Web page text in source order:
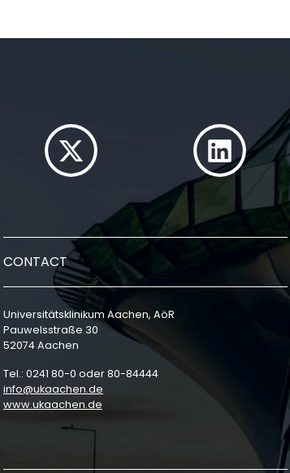
CONTACT
Universitätsklinikum Aachen, AöR
Pauwelsstraße 30
52074 Aachen
Tel.: 0241 80-0 oder 80-84444
info
ukaachen de
www.ukaachen.de